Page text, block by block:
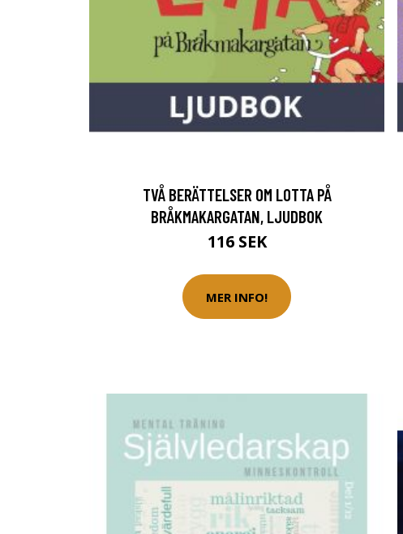
TVÅ BERÄTTELSER OM LOTTA PÅ
BRÅKMAKARGATAN, LJUDBOK
116 SEK
MER INFO!